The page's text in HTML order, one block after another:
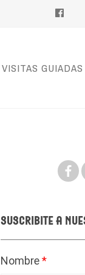
VISITAS GUIADAS
Suscribite a
Nombre